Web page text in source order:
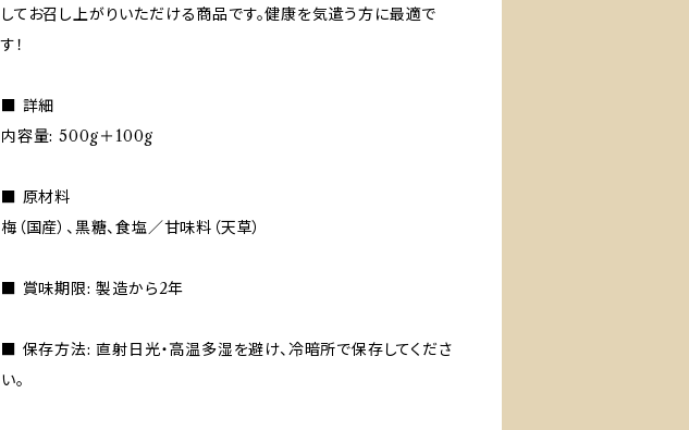
してお召し上がりいただける商品です。健康を気遣う方に最適で
す！
■ 詳細
内容量: 500g＋100g
■ 原材料
梅（国産）、黒糖、食塩／甘味料（天草）
■ 賞味期限: 製造から2年
■ 保存方法: 直射日光・高温多湿を避け、冷暗所で保存してくださ
い。